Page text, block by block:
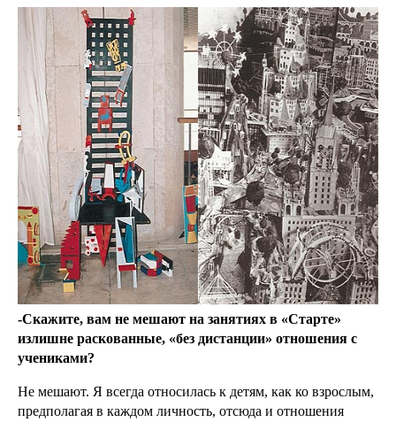
-Скажите, вам не мешают на занятиях в «Старте»
излишне раскованные, «без дистанции» отношения с
учениками?
Не мешают. Я всегда относилась к детям, как ко взрослым,
предполагая в каждом личность, отсюда и отношения